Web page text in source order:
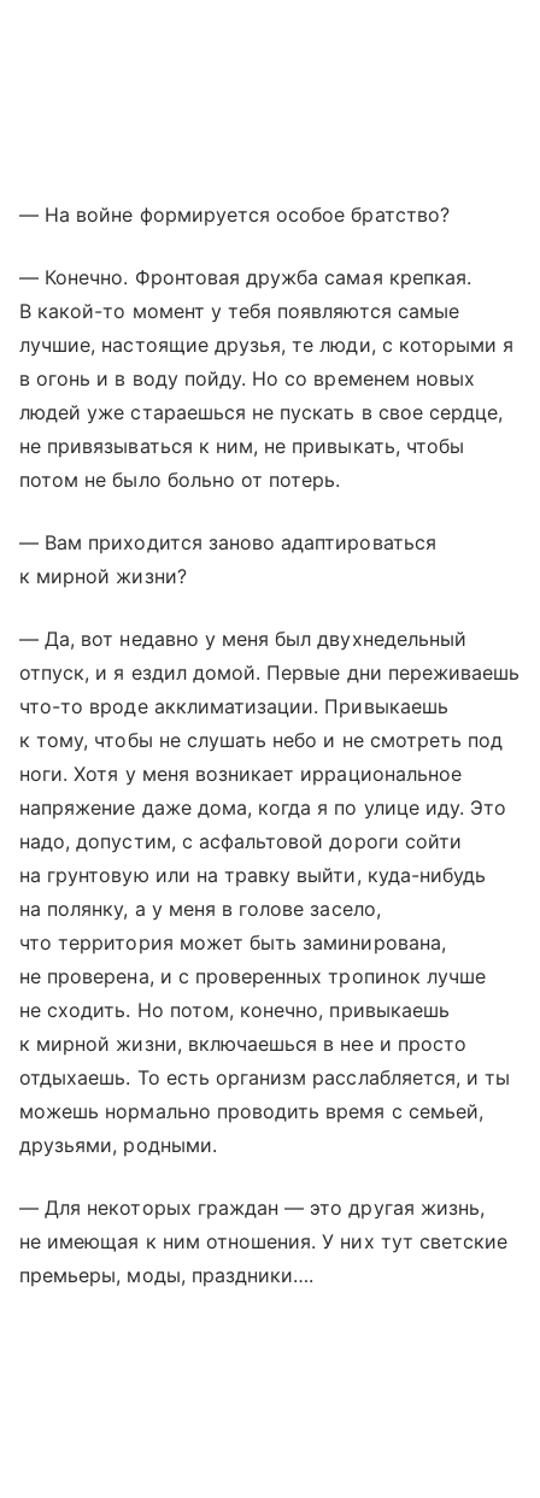
— На войне формируется особое братство?
— Конечно. Фронтовая дружба самая крепкая.
В какой-то момент у тебя появляются самые
лучшие, настоящие друзья, те люди, с которыми я
в огонь и в воду пойду. Но со временем новых
людей уже стараешься не пускать в свое сердце,
не привязываться к ним, не привыкать, чтобы
потом не было больно от потерь.
— Вам приходится заново адаптироваться
к мирной жизни?
— Да, вот недавно у меня был двухнедельный
отпуск, и я ездил домой. Первые дни переживаешь
что-то вроде акклиматизации. Привыкаешь
к тому, чтобы не слушать небо и не смотреть под
ноги. Хотя у меня возникает иррациональное
напряжение даже дома, когда я по улице иду. Это
надо, допустим, с асфальтовой дороги сойти
на грунтовую или на травку выйти, куда-нибудь
на полянку, а у меня в голове засело,
что территория может быть заминирована,
не проверена, и с проверенных тропинок лучше
не сходить. Но потом, конечно, привыкаешь
к мирной жизни, включаешься в нее и просто
отдыхаешь. То есть организм расслабляется, и ты
можешь нормально проводить время с семьей,
друзьями, родными.
— Для некоторых граждан — это другая жизнь,
не имеющая к ним отношения. У них тут светские
премьеры, моды, праздники….